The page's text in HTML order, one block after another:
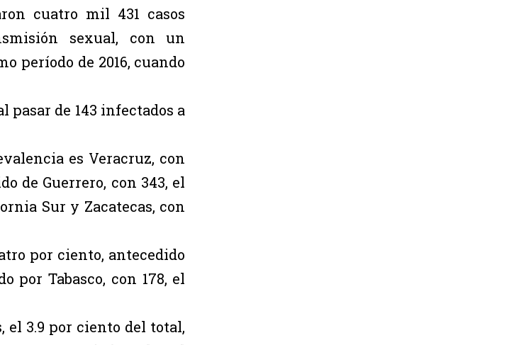
cuatro mil 431 casos
sexual, con un
período de 2016, cuando
pasar de 143 infectados a
es Veracruz, con
de Guerrero, con 343, el
Sur y Zacatecas, con
por ciento, antecedido
por Tabasco, con 178, el
el 3.9 por ciento del total,